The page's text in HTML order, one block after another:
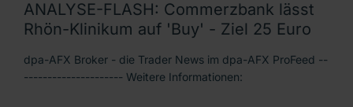
ANALYSE-FLASH: Commerzbank lässt
Rhön-Klinikum auf 'Buy' - Ziel 25 Euro
dpa-AFX Broker - die Trader News im dpa-AFX ProFeed --
--------------------- Weitere Informationen: